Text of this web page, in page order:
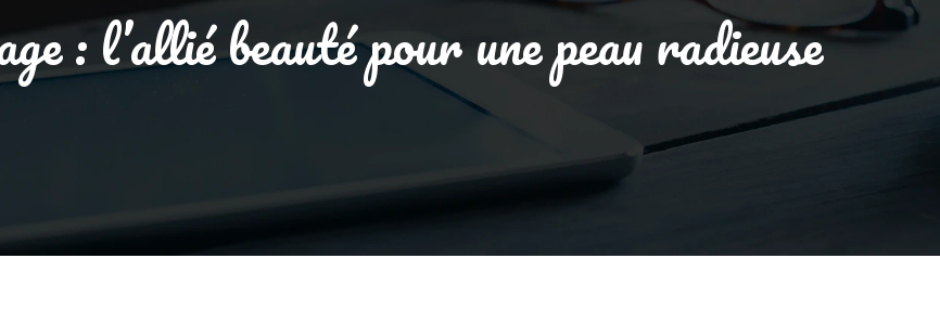
: l’allié beauté pour une peau radieuse